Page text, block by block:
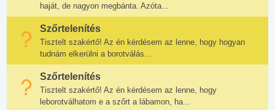
haját, de nagyon megbánta. Azóta...
Szőrtelenítés
Tisztelt szakértő! Az én kérdésem az lenne, hogy hogyan
tudnám elkerülni a borotválás...
Szőrtelenítés
Tisztelt szakértő! Az én kérdésem az lenne, hogy
leborotválhatom e a szőrt a lábamon, ha...